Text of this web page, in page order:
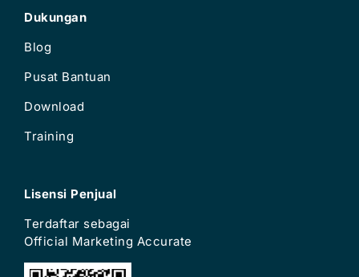
Dukungan
Blog
Pusat Bantuan
Download
Training
Lisensi Penjual
Terdaftar sebagai
Official Marketing Accurate